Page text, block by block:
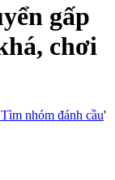
gấp
chơi
nhóm đánh cầu'